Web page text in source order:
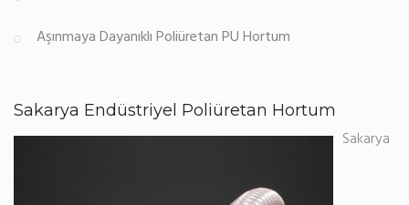
Aşınmaya Dayanıklı Poliüretan PU Hortum
Sakarya Endüstriyel Poliüretan Hortum
Sakarya